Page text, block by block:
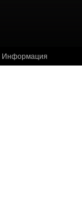
Информация